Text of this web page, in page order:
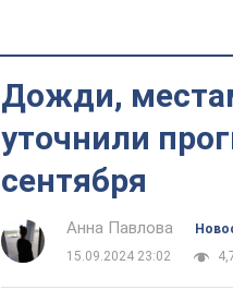
Дожди,
уточнили
сентября
Анна Павлова
15.09.2024 23:02